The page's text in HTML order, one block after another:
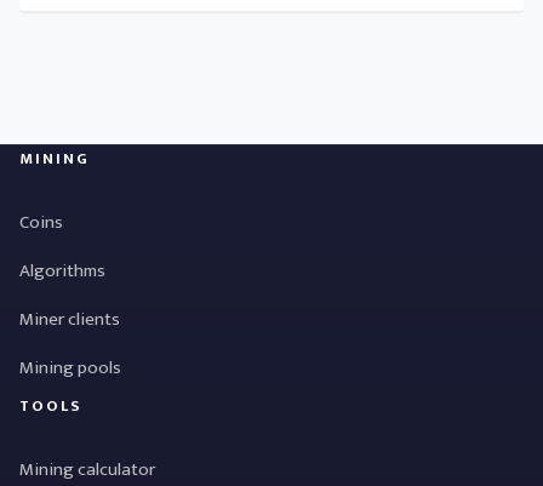
MINING
Coins
Algorithms
Miner clients
Mining pools
TOOLS
Mining calculator